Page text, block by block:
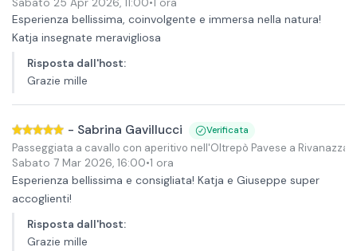
Esperienza bellissima, coinvolgente e immersa nella natura!
Katja insegnate meravigliosa
Risposta dall'host:
Grazie mille
- Sabrina Gavillucci Verificata
Passeggiata a cavallo con aperitivo nell'Oltrepò Pavese a
Sabato 7 Mar 2026, 16:00•1 ora
Esperienza bellissima e consigliata! Katja e Giuseppe super
accoglienti!
Risposta dall'host:
Grazie mille